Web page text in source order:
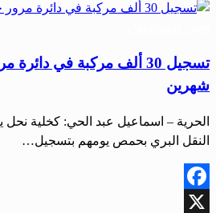
تسجيل 30 ألف مركبة في
شهرين
الحرية – اسماعيل عبد الحي: كخلية نحل
النقل البري بحمص يومهم بتسجيل…
Facebook